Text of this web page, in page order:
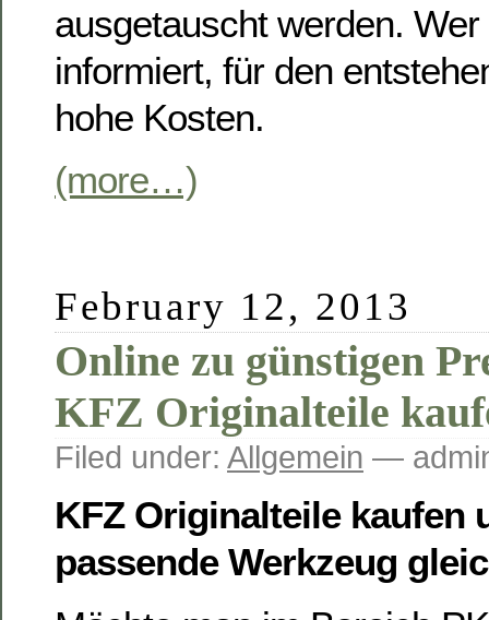
ausgetauscht werden.
informiert, für den
hohe Kosten.
(more…)
February 12, 2013
Online zu günstigen
KFZ Originalteile
Filed under: Allgemein —
KFZ Originalteile kaufen
passende Werkzeug